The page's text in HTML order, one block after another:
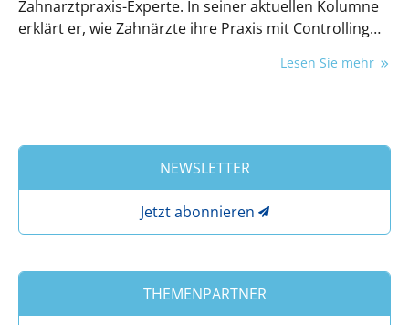
Zahnarztpraxis-Experte. In seiner aktuellen Kolumne
erklärt er, wie Zahnärzte ihre Praxis mit Controlling
Lesen Sie mehr
NEWSLETTER
Jetzt abonnieren
THEMENPARTNER